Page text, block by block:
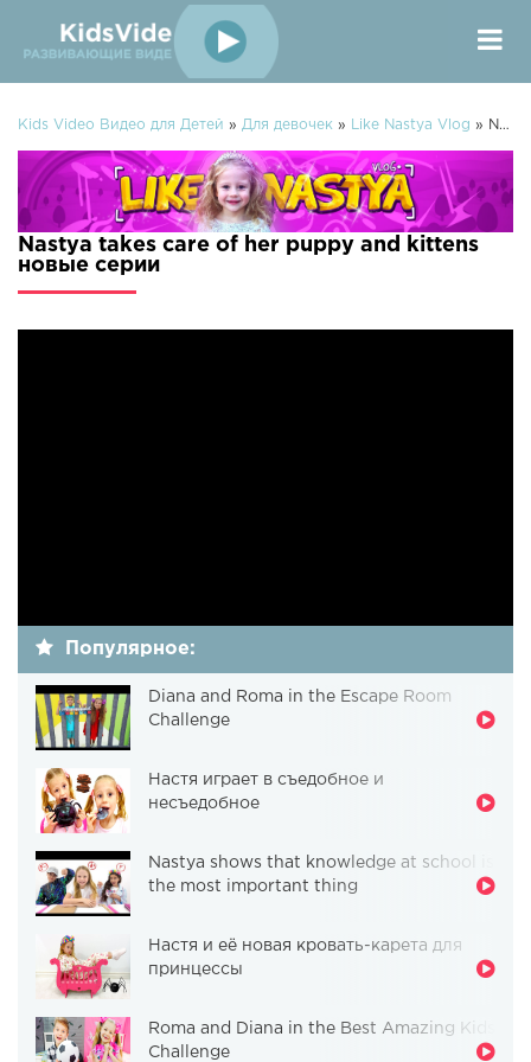
Kids Video Видео для Детей » Для девочек » Like Nastya Vlog » Nastya takes care of her puppy and kittens
Nastya takes care of her puppy and kittens
новые серии
Популярное:
Diana and Roma in the Escape Room
Challenge
Настя играет в съедобное и
несъедобное
Nastya shows that knowledge at school is
the most important thing
Настя и её новая кровать-карета для
принцессы
Roma and Diana in the Best Amazing Kids
Challenge